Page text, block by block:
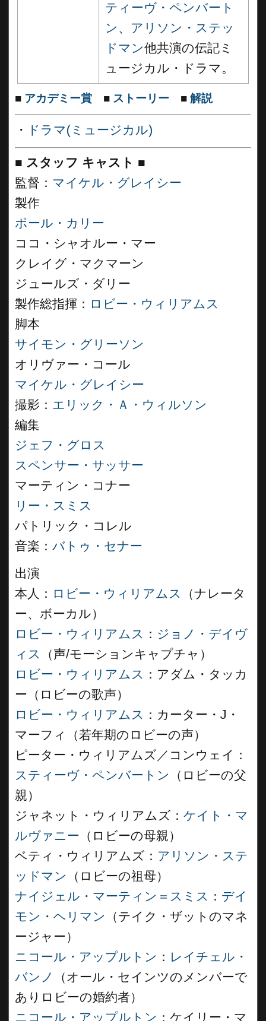
ティーヴ・ペンバート
ン 、 アリソン・ステッ
ドマン他共演の伝記ミ
ュージカル・ドラマ。
■ アカデミー賞 ■ ストーリー ■ 解説
・ ドラマ(ミュージカル)
■ スタッフ キャスト ■
監督： マイケル・グレイシー
製作
ポール・カリー
ココ・シャオルー・マー
クレイグ・マクマーン
ジュールズ・ダリー
製作総指揮： ロビー・ウィリアムス
脚本
サイモン・グリーソン
オリヴァー・コール
マイケル・グレイシー
撮影： エリック・Ａ・ウィルソン
編集
ジェフ・グロス
スペンサー・サッサー
マーティン・コナー
リー・スミス
パトリック・コレル
音楽： バトゥ・セナー
出演
本人： ロビー・ウィリアムス
（ナレータ
ー、ボーカル）
ロビー・ウィリアムス ： ジョノ・デイヴ
ィス
（声/モーションキャプチャ）
ロビー・ウィリアムス ：アダム・タッカ
ー（ロビーの歌声）
ロビー・ウィリアムス ：カーター・J・
マーフィ（若年期のロビーの声）
ピーター・ウィリアムズ／コンウェイ：
スティーヴ・ペンバートン
（ロビーの父
親）
ジャネット・ウィリアムズ： ケイト・マ
ルヴァニー （ロビーの母親）
ベティ・ウィリアムズ： アリソン・ステ
ッドマン
（ロビーの祖母）
ナイジェル・マーティン＝スミス ： デイ
モン・ヘリマン
（テイク・ザットのマネ
ージャー）
ニコール・アップルトン ： レイチェル・
バンノ
（オール・セインツのメンバーで
ありロビーの婚約者）
ニコール・アップルトン ：ケイリー・マ